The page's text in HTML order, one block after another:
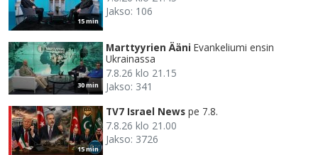
15 min
Jakso: 106
30 min
Marttyyrien Ääni Evankeliumi ensin
Ukrainassa
7.8.26 klo 21.15
Jakso: 341
15 min
TV7 Israel News pe 7.8.
7.8.26 klo 21.00
Jakso: 3726